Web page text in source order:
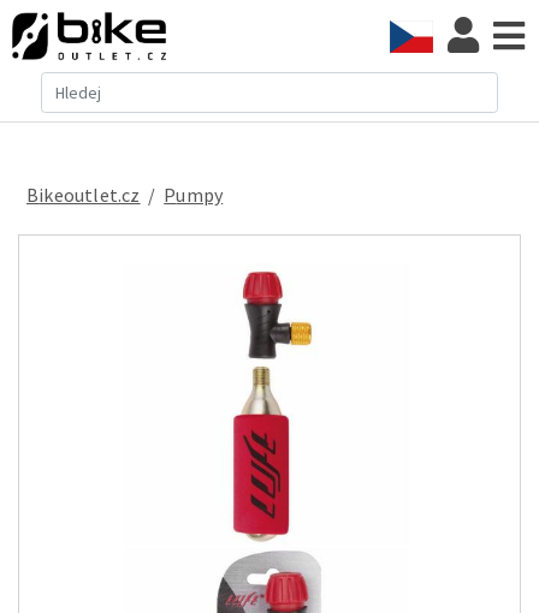
Bikeoutlet.cz / pumpy